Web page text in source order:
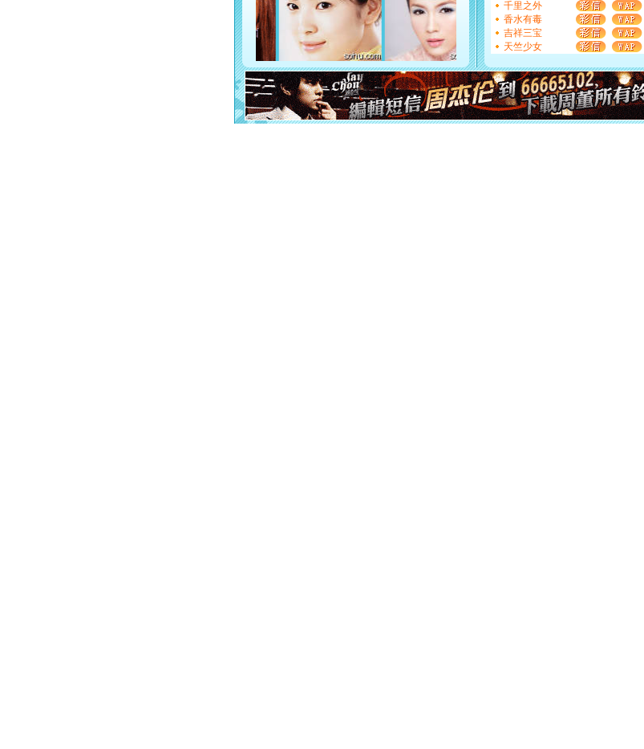
如意,快乐,鲜花,一切美好的祝愿与你同在.
[元旦]
看到你我会触电；看不到你我要充电
断电。爱你是我职业，想你是我事业，抱
你是我专业！水晶之恋祝你新年快乐
[元旦]
起；二是再生再世和你在一起；三是三生
离。水晶之恋祝你新年快乐
[元旦]当我狠下心扭头离去那一刻，你在
泣，这痛楚让我明白我多么爱你。我转身
卖了。水晶之恋祝你新年快乐。
千里之外
香水有毒
吉祥三宝
天竺少女